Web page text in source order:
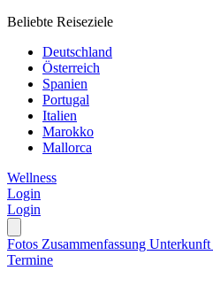
Beliebte Reiseziele
Deutschland
Österreich
Spanien
Portugal
Italien
Marokko
Mallorca
Wellness
Login
Login
Fotos Zusammenfassung Unterkunft
Termine